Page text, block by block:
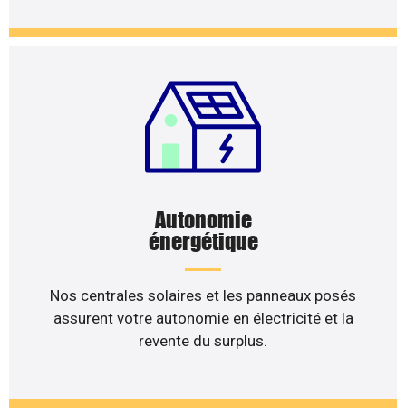
Autonomie
énergétique
Nos centrales solaires et les panneaux posés
assurent votre autonomie en électricité et la
revente du surplus.